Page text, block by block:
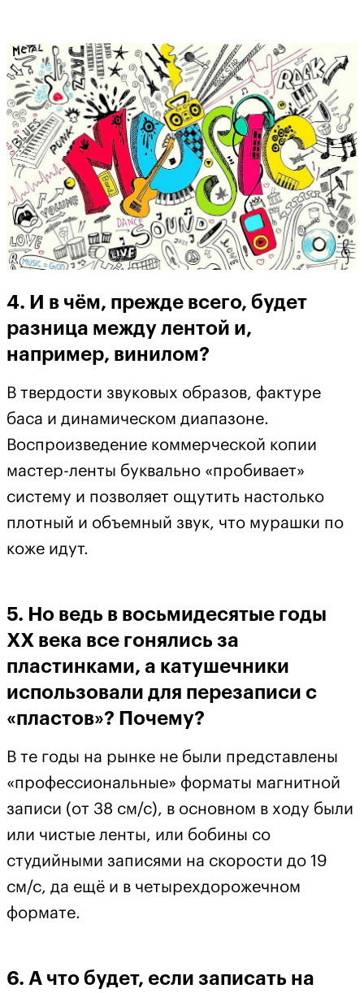
4. И в чём, прежде всего, будет
разница между лентой и,
например, винилом?
В твердости звуковых образов, фактуре
баса и динамическом диапазоне.
Воспроизведение коммерческой копии
мастер-ленты буквально «пробивает»
систему и позволяет ощутить настолько
плотный и объемный звук, что мурашки по
коже идут.
5. Но ведь в восьмидесятые годы
ХХ века все гонялись за
пластинками, а катушечники
использовали для перезаписи с
«пластов»? Почему?
В те годы на рынке не были представлены
«профессиональные» форматы магнитной
записи (от 38 см/с), в основном в ходу были
или чистые ленты, или бобины со
студийными записями на скорости до 19
см/с, да ещё и в четырехдорожечном
формате.
6. А что будет, если записать на